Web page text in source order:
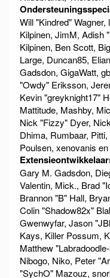
Will "Kindred"
Kilpinen, JimM, Adish
Kilpinen, Ben Scott,
Large, Duncan85,
Gadsdon, GigaWatt,
"Owdy" Eriksson,
Kevin "greyknight17"
Mattitude, Mashby,
Nick "Fizzy" Dyer,
Dhima, Rumbaar,
Poulsen, xenovanis
Gary M. Gadsdon,
Valentin, Mick., Brad
Brannon "B" Hall,
Colin "Shadow82x"
Gwenwyfar, Jason
Kays, Killer Possum,
Matthew
Nibogo, Niko, Peter
"SychO" Mazouz,